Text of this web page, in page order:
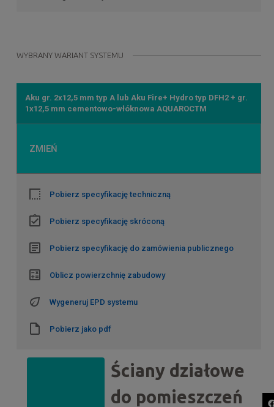
WYBRANY WARIANT SYSTEMU
Aku gr. 2x12,5 mm typ A lub Aku Fire+ Hydro typ DFH2 + gr.
1x12,5 mm cementowo-włóknowa AQUAROCTM
ZMIEŃ
Pobierz specyfikację techniczną
Pobierz specyfikację skróconą
Pobierz specyfikację do zamówienia publicznego
Oblicz powierzchnię zabudowy
Wygeneruj EPD systemu
Pobierz jako pdf
Ściany działowe
do pomieszczeń